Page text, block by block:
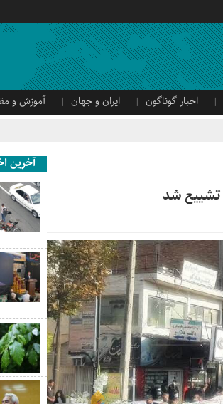
اخبار گوناگون ایران و جهان آموزش و
آخرین